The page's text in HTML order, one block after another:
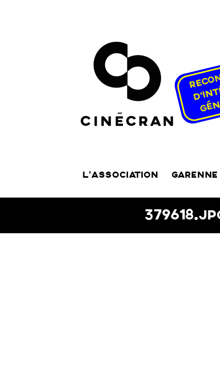
L’ASSOCIATION GARENNE